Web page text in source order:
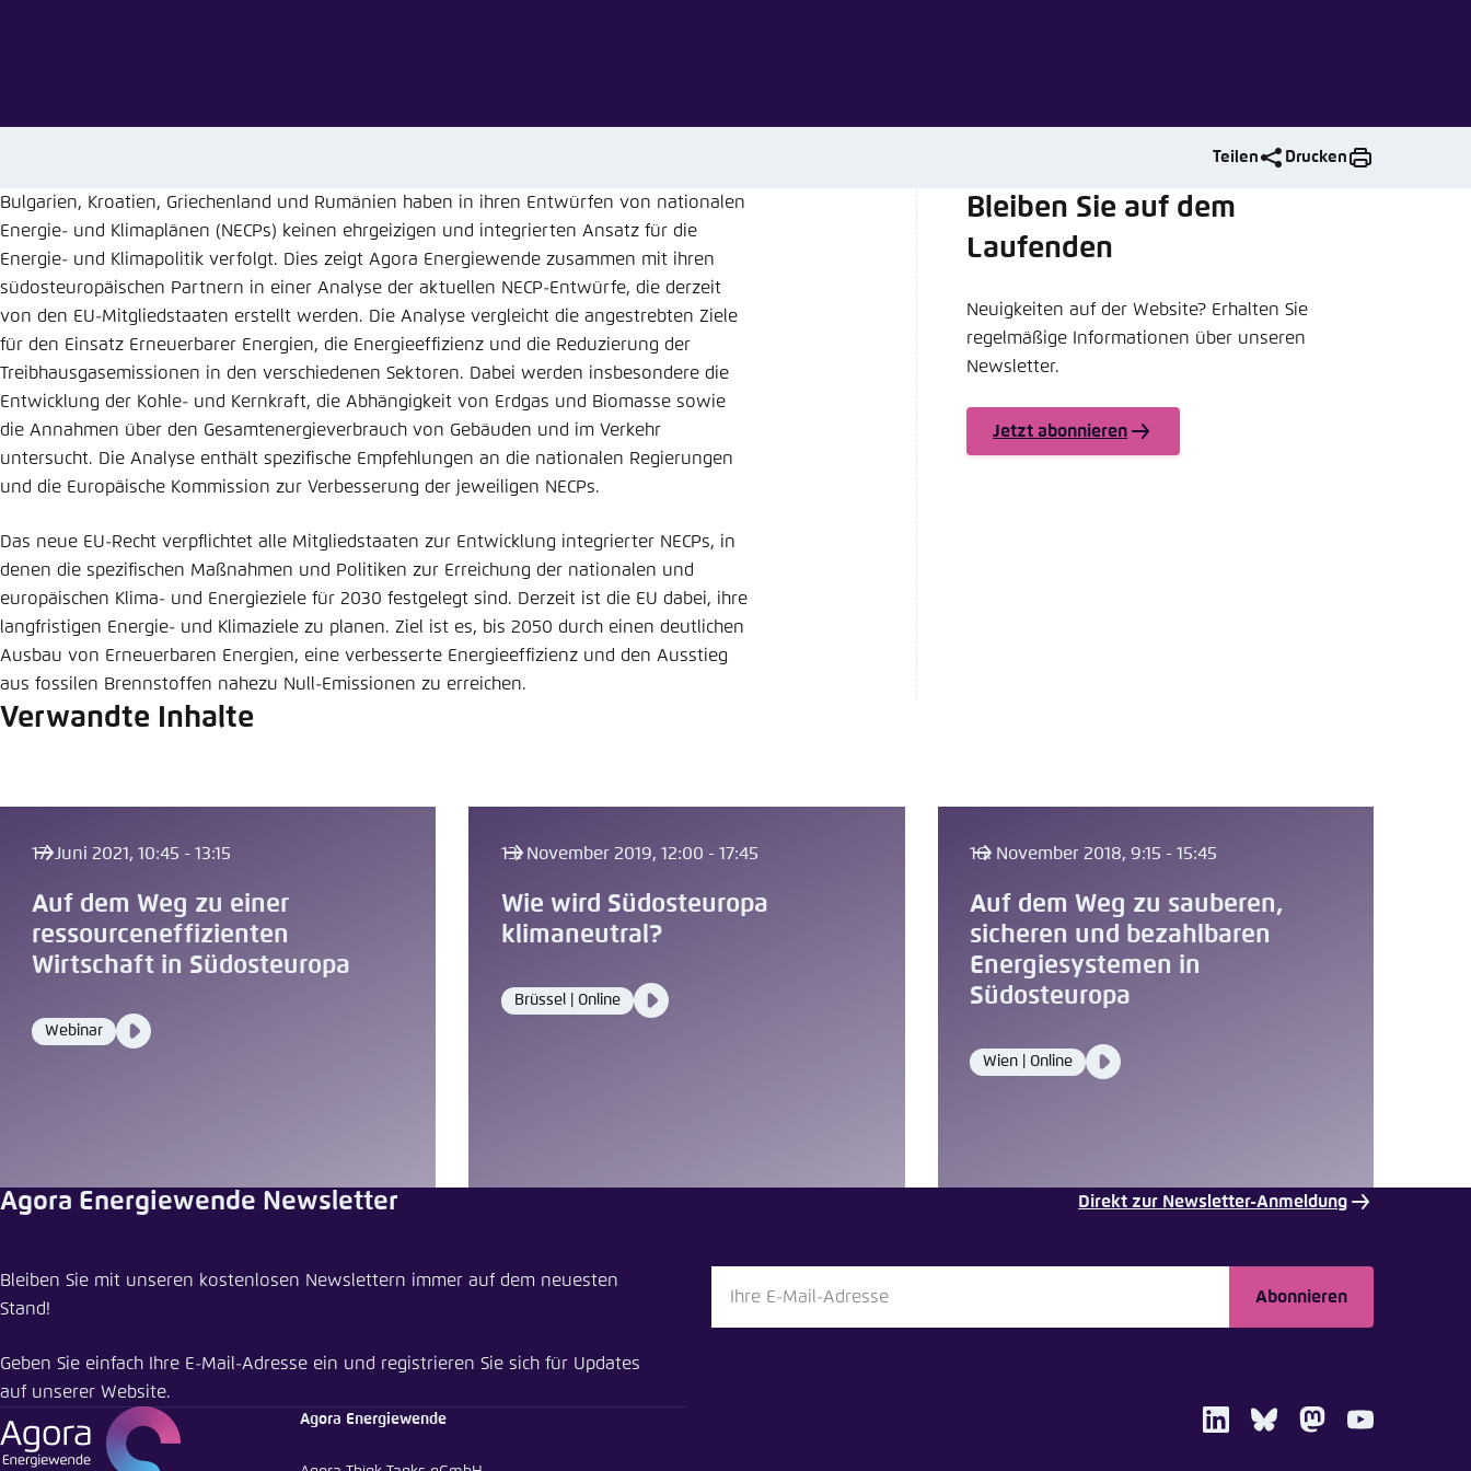
Teilen Drucken
Bulgarien, Kroatien, Griechenland und Rumänien haben in ihren Entwürfen von nationalen
Energie- und Klimaplänen (NECPs) keinen ehrgeizigen und integrierten Ansatz für die
Energie- und Klimapolitik verfolgt. Dies zeigt Agora Energiewende zusammen mit ihren
südosteuropäischen Partnern in einer Analyse der aktuellen NECP-Entwürfe, die derzeit
von den EU-Mitgliedstaaten erstellt werden. Die Analyse vergleicht die angestrebten Ziele
für den Einsatz Erneuerbarer Energien, die Energieeffizienz und die Reduzierung der
Treibhausgasemissionen in den verschiedenen Sektoren. Dabei werden insbesondere die
Entwicklung der Kohle- und Kernkraft, die Abhängigkeit von Erdgas und Biomasse sowie
die Annahmen über den Gesamtenergieverbrauch von Gebäuden und im Verkehr
untersucht. Die Analyse enthält spezifische Empfehlungen an die nationalen Regierungen
und die Europäische Kommission zur Verbesserung der jeweiligen NECPs.
Das neue EU-Recht verpflichtet alle Mitgliedstaaten zur Entwicklung integrierter NECPs, in
denen die spezifischen Maßnahmen und Politiken zur Erreichung der nationalen und
europäischen Klima- und Energieziele für 2030 festgelegt sind. Derzeit ist die EU dabei, ihre
langfristigen Energie- und Klimaziele zu planen. Ziel ist es, bis 2050 durch einen deutlichen
Ausbau von Erneuerbaren Energien, eine verbesserte Energieeffizienz und den Ausstieg
aus fossilen Brennstoffen nahezu Null-Emissionen zu erreichen.
Bleiben Sie auf dem
Laufenden
Neuigkeiten auf der Website? Erhalten Sie
regelmäßige Informationen über unseren
Newsletter.
Jetzt abonnieren
Verwandte Inhalte
17. Juni 2021, 10:45 - 13:15
Auf dem Weg zu einer
ressourceneffizienten
Wirtschaft in Südosteuropa
Format
Webinar
Media
Video
13. November 2019, 12:00 - 17:45
Wie wird Südosteuropa
klimaneutral?
Location
Brüssel | Online
Media
Video
16. November 2018, 9:15 - 15:45
Auf dem Weg zu sauberen,
sicheren und bezahlbaren
Energiesystemen in
Südosteuropa
Location
Wien | Online
Media
Video
Südosteuropa muss in der Klima- und Energieplanung ambitionierter
LinkedIn
Agora Energiewende Newsletter
Bleiben Sie mit unseren kostenlosen Newslettern immer auf dem neuesten
Stand!
Geben Sie einfach Ihre E-Mail-Adresse ein und registrieren Sie sich für Updates
auf unserer Website.
Abonnieren
Direkt zur Newsletter-Anmeldung
Agora Energiewende
LinkedInBlueskyMastodonYoutube